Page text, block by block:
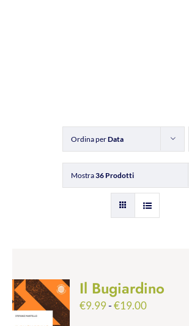
Ordina perData
Mostra36 Prodotti
Il Bugiardino
€9.99-€19.00Fascia